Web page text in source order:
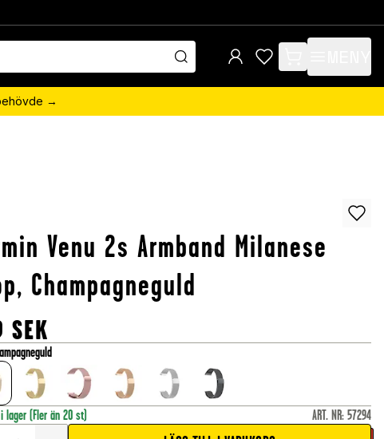
items in cart, view
→
Venu 2s Armband Milanese
Champagneguld
SEK
lager (Fler än 20 st) ART. NR: 57294